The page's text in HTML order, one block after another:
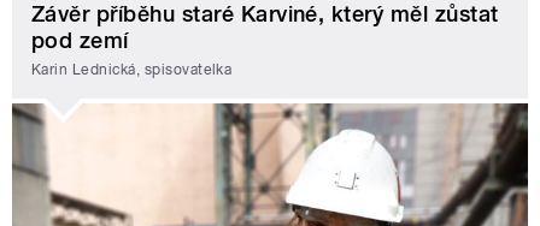
Závěr příběhu staré Karviné, který měl zůstat
pod zemí
Karin Lednická, spisovatelka